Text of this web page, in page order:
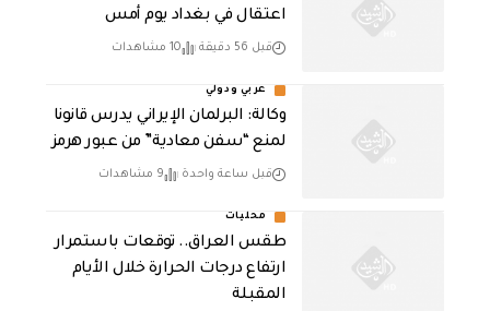
اعتقال في بغداد يوم أمس
قبل 56 دقيقة 10 مشاهدات
عربي ودولي
وكالة: البرلمان الإيراني يدرس قانونا
لمنع “سفن معادية” من عبور هرمز
قبل ساعة واحدة 9 مشاهدات
محليات
طقس العراق.. توقعات باستمرار
ارتفاع درجات الحرارة خلال الأيام
المقبلة